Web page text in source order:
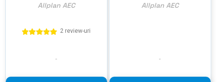
Allplan AEC
2 review-uri
Allplan AEC